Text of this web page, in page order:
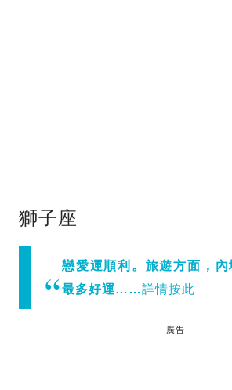
獅子座
戀愛運順利。旅遊方面，
最多好運……詳情按此
廣告